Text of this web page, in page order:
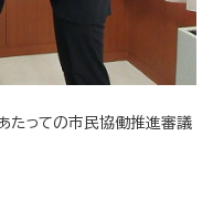
たっての市民協働推進審議